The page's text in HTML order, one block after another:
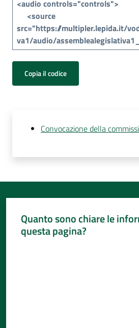
cittadini
Copia il codice
Convocazione della
Quanto sono chiare le
questa pagina?